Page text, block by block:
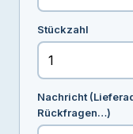
Stückzahl
Nachricht
Rückfragen…)